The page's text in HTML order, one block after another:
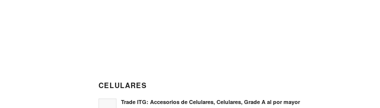
CELULARES
Trade ITG: Accesorios de Celulares, Celulares, Grade A al por mayor